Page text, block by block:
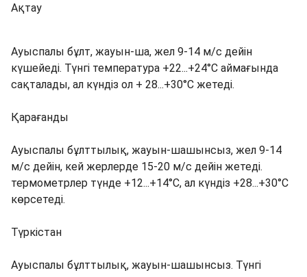
Ақтау
Ауыспалы бұлт, жауын-ша, жел 9-14 м/с дейін
күшейеді. Түнгі температура +22...+24°C аймағында
сақталады, ал күндіз ол + 28...+30°C жетеді.
Қарағанды
Ауыспалы бұлттылық, жауын-шашынсыз, жел 9-14
м/с дейін, кей жерлерде 15-20 м/с дейін жетеді.
термометрлер түнде +12...+14°C, ал күндіз +28...+30°C
көрсетеді.
Түркістан
Ауыспалы бұлттылық, жауын-шашынсыз. Түнгі